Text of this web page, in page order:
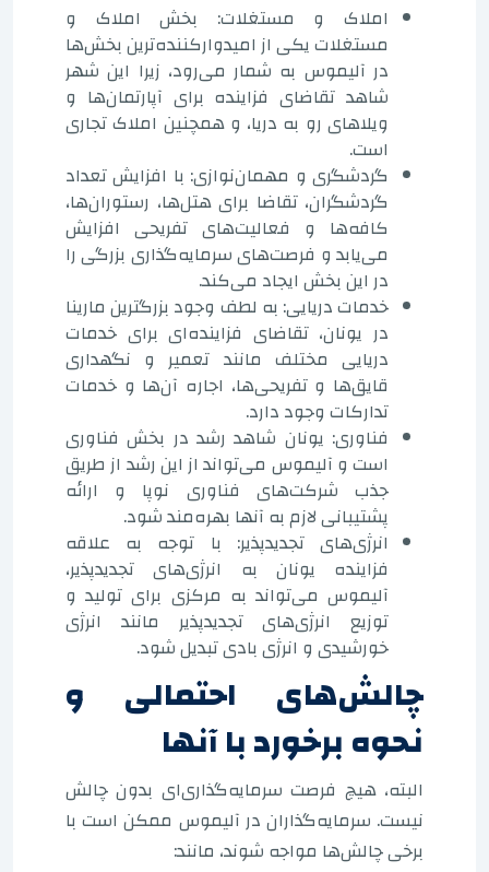
املاک و مستغلات: بخش املاک و
مستغلات یکی از امیدوارکننده‌ترین بخش‌ها
در آلیموس به شمار می‌رود، زیرا این شهر
شاهد تقاضای فزاینده برای آپارتمان‌ها و
ویلاهای رو به دریا، و همچنین املاک تجاری
است.
گردشگری و مهمان‌نوازی: با افزایش تعداد
گردشگران، تقاضا برای هتل‌ها، رستوران‌ها،
کافه‌ها و فعالیت‌های تفریحی افزایش
می‌یابد و فرصت‌های سرمایه‌گذاری بزرگی را
در این بخش ایجاد می‌کند.
خدمات دریایی: به لطف وجود بزرگترین مارینا
در یونان، تقاضای فزاینده‌ای برای خدمات
دریایی مختلف مانند تعمیر و نگهداری
قایق‌ها و تفریحی‌ها، اجاره آن‌ها و خدمات
تدارکات وجود دارد.
فناوری: یونان شاهد رشد در بخش فناوری
است و آلیموس می‌تواند از این رشد از طریق
جذب شرکت‌های فناوری نوپا و ارائه
پشتیبانی لازم به آنها بهره‌مند شود.
انرژی‌های تجدیدپذیر: با توجه به علاقه
فزاینده یونان به انرژی‌های تجدیدپذیر،
آلیموس می‌تواند به مرکزی برای تولید و
توزیع انرژی‌های تجدیدپذیر مانند انرژی
خورشیدی و انرژی بادی تبدیل شود.
چالش‌های احتمالی و
نحوه برخورد با آنها
البته، هیچ فرصت سرمایه‌گذاری‌ای بدون چالش
نیست. سرمایه‌گذاران در آلیموس ممکن است با
برخی چالش‌ها مواجه شوند، مانند: